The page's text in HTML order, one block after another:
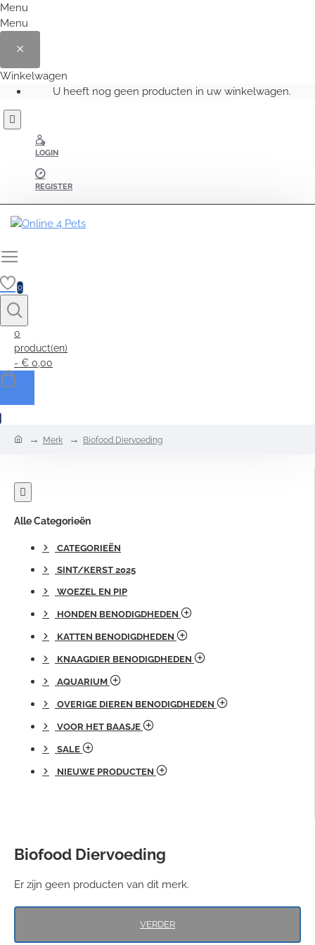
Menu
Menu
Winkelwagen
U heeft nog geen producten in uw winkelwagen.
LOGIN
REGISTER
0
0
product(en)
- € 0,00
homeMerk Biofood Diervoeding
Alle Categorieën
CATEGORIEËN
SINT/KERST 2025
WOEZEL EN PIP
HONDEN BENODIGDHEDEN
KATTEN BENODIGDHEDEN
KNAAGDIER BENODIGDHEDEN
AQUARIUM
OVERIGE DIEREN BENODIGDHEDEN
VOOR HET BAASJE
SALE
NIEUWE PRODUCTEN
Biofood Diervoeding
Er zijn geen producten van dit merk.
VERDER